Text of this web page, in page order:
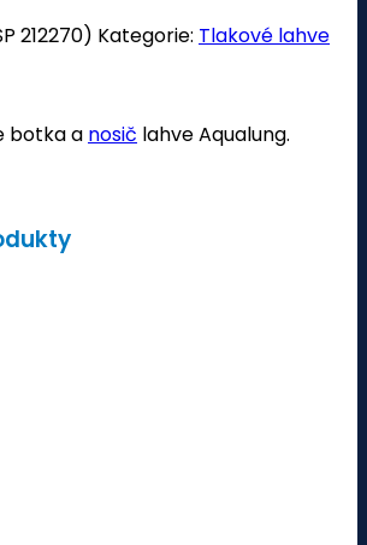
212270) Kategorie: Tlakové lahve
botka a nosič lahve Aqualung.